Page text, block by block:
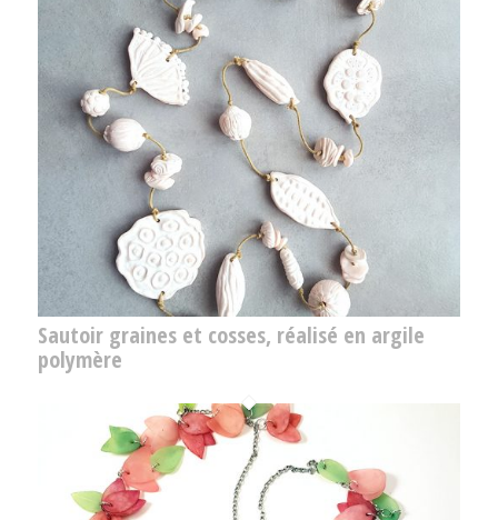
Sautoir graines et cosses, réalisé en argile
polymère